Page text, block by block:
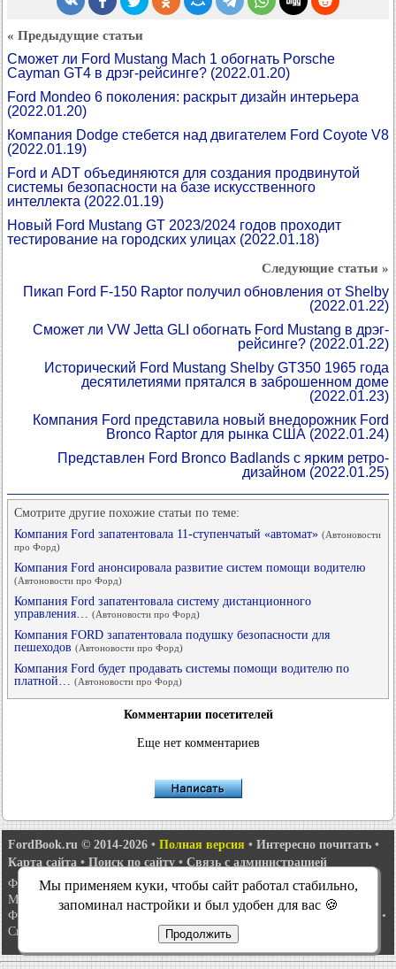
« Предыдущие статьи
Сможет ли Ford Mustang Mach 1 обогнать Porsche
Cayman GT4 в дрэг-рейсинге? (2022.01.20)
Ford Mondeo 6 поколения: раскрыт дизайн интерьера
(2022.01.20)
Компания Dodge стебется над двигателем Ford Coyote V8
(2022.01.19)
Ford и ADT объединяются для создания продвинутой
системы безопасности на базе искусственного
интеллекта (2022.01.19)
Новый Ford Mustang GT 2023/2024 годов проходит
тестирование на городских улицах (2022.01.18)
Следующие статьи »
Пикап Ford F-150 Raptor получил обновления от Shelby
(2022.01.22)
Сможет ли VW Jetta GLI обогнать Ford Mustang в дрэг-
рейсинге? (2022.01.22)
Исторический Ford Mustang Shelby GT350 1965 года
десятилетиями прятался в заброшенном доме
(2022.01.23)
Компания Ford представила новый внедорожник Ford
Bronco Raptor для рынка США (2022.01.24)
Представлен Ford Bronco Badlands с ярким ретро-
дизайном (2022.01.25)
Смотрите другие похожие статьи по теме:
Компания Ford запатентовала 11-ступенчатый «автомат» (Автоновости
про Форд)
Компания Ford анонсировала развитие систем помощи водителю
(Автоновости про Форд)
Компания Ford запатентовала систему дистанционного
управления…
(Автоновости про Форд)
Компания FORD запатентовала подушку безопасности для
пешеходов (Автоновости про Форд)
Компания Ford будет продавать системы помощи водителю по
платной…
(Автоновости про Форд)
Комментарии посетителей
Еще нет комментариев
FordBook.ru © 2014-2026 • Полная версия • Интересно почитать •
Карта сайта • Поиск по сайту • Связь с администрацией
Фокус 1• Фокус Турнир 1•Фокус 2•Мондео 1•Мондео 1 и 2•
Мондео 2
Мондео 4 Эскорт 3 Эскорт 4 Эскорт 5
Фиеста 2
Таурус 1 и 2 Фьюжн • Скорпио 1
•
Сиерра
Мы применяем куки, чтобы сайт работал стабильно,
запоминал настройки и был удобен для вас 🍪
Продолжить